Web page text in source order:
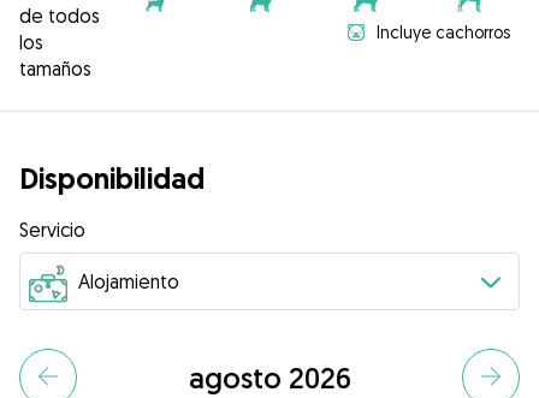
de todos
los
tamaños
Incluye cachorros
Disponibilidad
Servicio
agosto 2026